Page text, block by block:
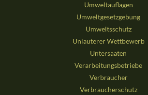
Umweltauflagen
Umweltgesetzgebung
Umweltsschutz
Unlauterer Wettbewerb
Untersaaten
Verarbeitungsbetriebe
Verbraucher
Verbraucherschutz